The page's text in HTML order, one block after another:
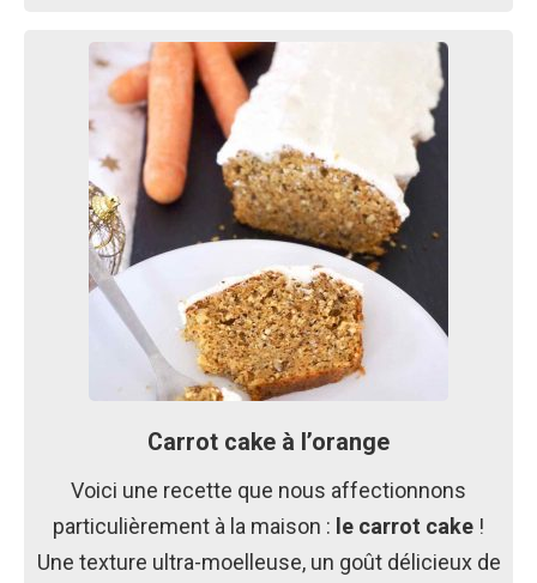
Carrot cake à l’orange
Voici une recette que nous affectionnons
particulièrement à la maison : le carrot cake !
Une texture ultra-moelleuse, un goût délicieux de